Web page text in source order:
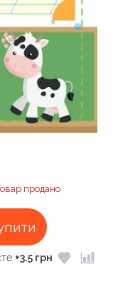
продано
+3.5 грн